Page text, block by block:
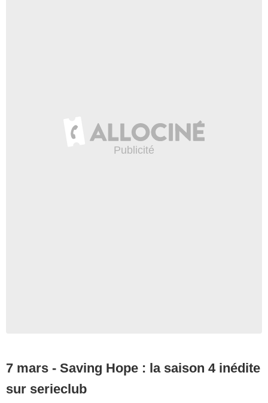
7 mars - Saving Hope : la saison 4 inédite
sur serieclub